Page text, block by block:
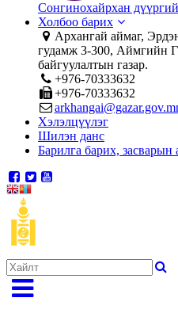
Сонгинохайрхан
Холбоо барих
Архангай аймаг,
гудамж 3-300, Аймгийн
байгуулалтын газар.
+976-70333632
+976-70333632
Хэлэлцүүлэг
Шилэн данс
Барилга барих,